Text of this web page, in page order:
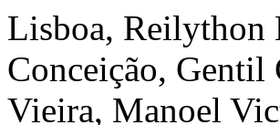
Lisboa, Reilython
Conceição,
Vieira, Manoel